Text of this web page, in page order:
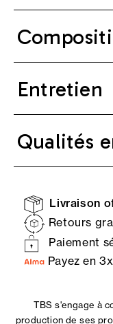
Entretien
Qualités
Livraison
Retours
Paiement
Payez en
TBS s'engage à
production de ses